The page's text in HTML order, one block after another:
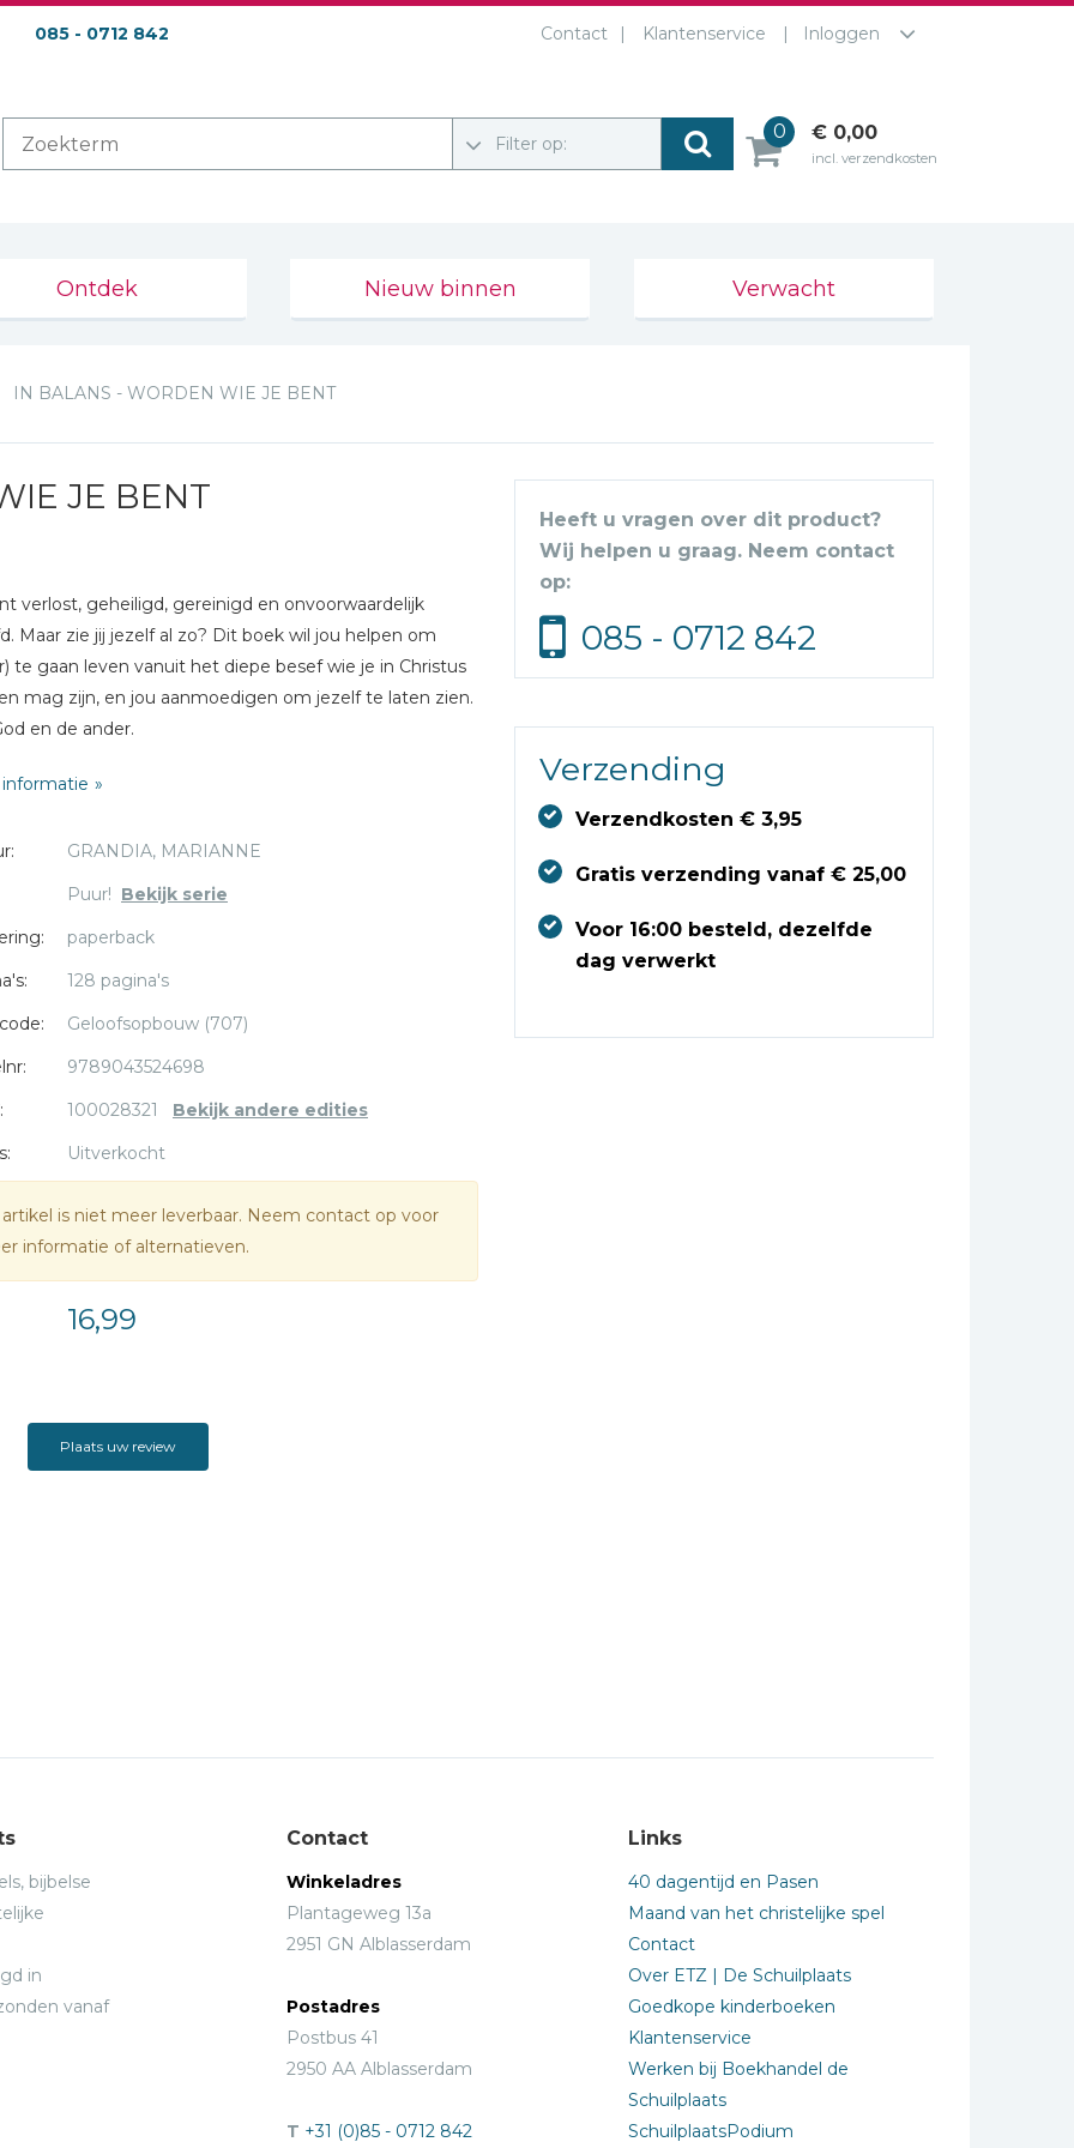
085 - 0712 842 Contact Klantenservice Inloggen
Filter op:
0 € 0,00
incl. verzendkosten
Ontdek Nieuw binnen Verwacht
IN BALANS - WORDEN WIE JE BENT
JE BENT
verlost, geheiligd, gereinigd en onvoorwaardelijk
Maar zie jij jezelf al zo? Dit boek wil jou helpen om
te gaan leven vanuit het diepe besef wie je in Christus
mag zijn, en jou aanmoedigen om jezelf te laten zien.
en de ander.
GRANDIA, MARIANNE
Puur! Bekijk serie
paperback
128 pagina's
Geloofsopbouw (707)
9789043524698
100028321 Bekijk andere edities
Uitverkocht
is niet meer leverbaar. Neem contact op voor
informatie of alternatieven.
16,99
Heeft u vragen over dit product?
Wij helpen u graag. Neem contact
op:
085 - 0712 842
Verzending
Verzendkosten € 3,95
Gratis verzending vanaf € 25,00
Voor 16:00 besteld, dezelfde
dag verwerkt
Plaats uw review
bijbelse
in
vanaf
Contact
Winkeladres
Plantageweg 13a
2951 GN Alblasserdam
Postadres
Postbus 41
2950 AA Alblasserdam
T +31 (0)85 - 0712 842
Links
40 dagentijd en Pasen
Maand van het christelijke spel
Contact
Over ETZ | De Schuilplaats
Goedkope kinderboeken
Klantenservice
Werken bij Boekhandel de
Schuilplaats
SchuilplaatsPodium